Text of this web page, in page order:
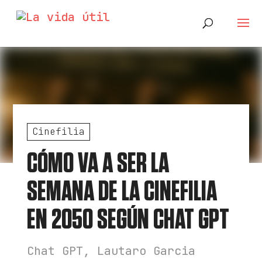
Cinefilia
CÓMO VA A SER LA
SEMANA DE LA CINEFILIA
EN 2050 SEGÚN CHAT GPT
Chat GPT, Lautaro Garcia